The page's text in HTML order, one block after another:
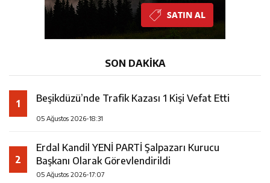
SON DAKİKA
1 Beşikdüzü’nde Trafik Kazası 1 Kişi Vefat Etti
05 Ağustos 2026-18:31
2
Erdal Kandil YENİ PARTİ Şalpazarı Kurucu
Başkanı Olarak Görevlendirildi
05 Ağustos 2026-17:07